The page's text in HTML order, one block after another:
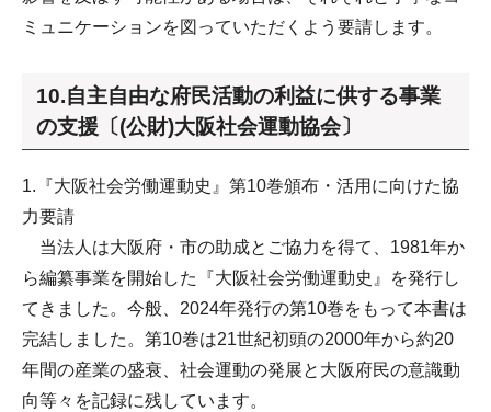
ミュニケーションを図っていただくよう要請します。
10.自主自由な府民活動の利益に供する事業
の支援〔(公財)大阪社会運動協会〕
1.『大阪社会労働運動史』第10巻頒布・活用に向けた協
力要請
当法人は大阪府・市の助成とご協力を得て、1981年か
ら編纂事業を開始した『大阪社会労働運動史』を発行し
てきました。今般、2024年発行の第10巻をもって本書は
完結しました。第10巻は21世紀初頭の2000年から約20
年間の産業の盛衰、社会運動の発展と大阪府民の意識動
向等々を記録に残しています。